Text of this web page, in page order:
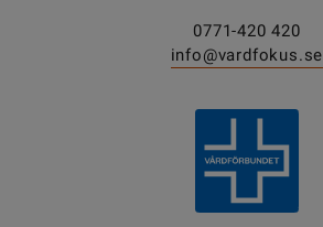
0771-420 420
info@vardfokus.se